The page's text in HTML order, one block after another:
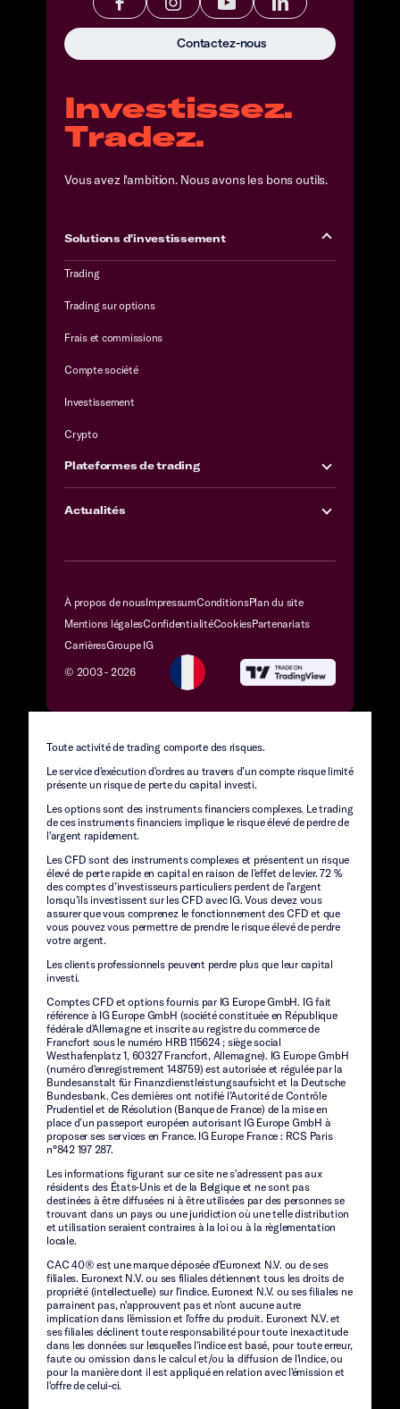
Investissez.
Tradez.
Vous avez l'ambition. Nous avons les bons outils.
Solutions d'investissement
Trading
Trading sur options
Frais et commissions
Compte société
Investissement
Crypto
Plateformes de trading
Actualités
À propos de nousImpressumConditionsPlan du site
Mentions légalesConfidentialitéCookiesPartenariats
CarrièresGroupe IG
© 2003 - 2026
Toute activité de trading comporte des risques.
Le service d'exécution d'ordres au travers d’un compte risque limité
présente un risque de perte du capital investi.
Les options sont des instruments financiers complexes. Le trading
de ces instruments financiers implique le risque élevé de perdre de
l'argent rapidement.
Les CFD sont des instruments complexes et présentent un risque
élevé de perte rapide en capital en raison de l’effet de levier. 72 %
des comptes d’investisseurs particuliers perdent de l’argent
lorsqu’ils investissent sur les CFD avec IG. Vous devez vous
assurer que vous comprenez le fonctionnement des CFD et que
vous pouvez vous permettre de prendre le risque élevé de perdre
votre argent.
Les clients professionnels peuvent perdre plus que leur capital
investi.
Comptes CFD et options fournis par IG Europe GmbH. IG fait
référence à IG Europe GmbH (société constituée en République
fédérale d'Allemagne et inscrite au registre du commerce de
Francfort sous le numéro HRB 115624 ; siège social
Westhafenplatz 1, 60327 Francfort, Allemagne). IG Europe GmbH
(numéro d'enregistrement 148759) est autorisée et régulée par la
Bundesanstalt für Finanzdienstleistungsaufsicht et la Deutsche
Bundesbank. Ces dernières ont notifié l’Autorité de Contrôle
Prudentiel et de Résolution (Banque de France) de la mise en
place d’un passeport européen autorisant IG Europe GmbH à
proposer ses services en France. IG Europe France : RCS Paris
n°842 197 287.
Les informations figurant sur ce site ne s'adressent pas aux
résidents des États-Unis et de la Belgique et ne sont pas
destinées à être diffusées ni à être utilisées par des personnes se
trouvant dans un pays ou une juridiction où une telle distribution
et utilisation seraient contraires à la loi ou à la règlementation
locale.
CAC 40® est une marque déposée d'Euronext N.V. ou de ses
filiales. Euronext N.V. ou ses filiales détiennent tous les droits de
propriété (intellectuelle) sur l'indice. Euronext N.V. ou ses filiales ne
parrainent pas, n'approuvent pas et n'ont aucune autre
implication dans l'émission et l'offre du produit. Euronext N.V. et
ses filiales déclinent toute responsabilité pour toute inexactitude
dans les données sur lesquelles l'indice est basé, pour toute erreur,
faute ou omission dans le calcul et/ou la diffusion de l'indice, ou
pour la manière dont il est appliqué en relation avec l'émission et
l'offre de celui-ci.